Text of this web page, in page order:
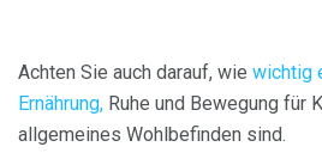
Achten Sie auch darauf, wie wichtig
Ernährung, Ruhe und Bewegung für
allgemeines Wohlbefinden sind.